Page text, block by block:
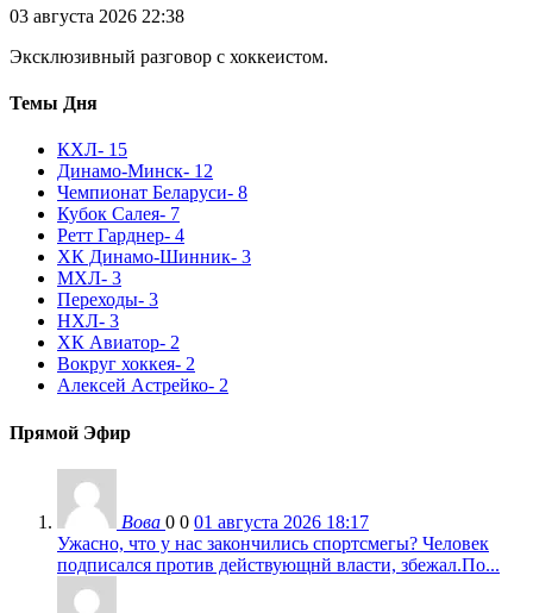
03 августа 2026 22:38
Эксклюзивный разговор с хоккеистом.
Темы Дня
КХЛ- 15
Динамо-Минск- 12
Чемпионат Беларуси- 8
Кубок Салея- 7
Ретт Гарднер- 4
ХК Динамо-Шинник- 3
МХЛ- 3
Переходы- 3
НХЛ- 3
ХК Авиатор- 2
Вокруг хоккея- 2
Алексей Астрейко- 2
Прямой Эфир
Вова 0 0 01 августа 2026 18:17
Ужасно, что у нас закончились спортсмегы? Человек
подписался против действующнй власти, збежал.По...